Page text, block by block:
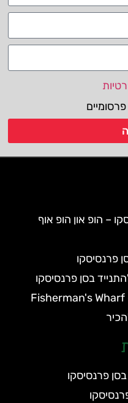
– הופ און הופ אוף
פרנסיסקו
בסן פרנסיסקו
פרנסיסקו